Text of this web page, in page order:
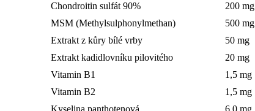
Chondroitin sulfát 90%
200 mg
MSM (Methylsulphonylmethan)
500 mg
Extrakt z kůry bílé vrby
50 mg
Extrakt kadidlovníku pilovitého
20 mg
Vitamin B1
1,5 mg
Vitamin B2
1,5 mg
Kyselina panthotenová
6,0 mg